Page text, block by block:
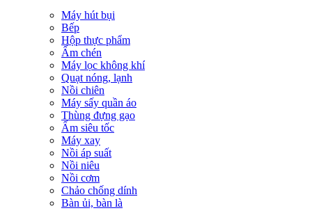
Máy hút bụi
Bếp
Hộp thực phẩm
Ấm chén
Máy lọc không khí
Quạt nóng, lạnh
Nồi chiên
Máy sấy quần áo
Thùng đựng gạo
Ấm siêu tốc
Máy xay
Nồi áp suất
Nồi niêu
Nồi cơm
Chảo chống dính
Bàn ủi, bàn là